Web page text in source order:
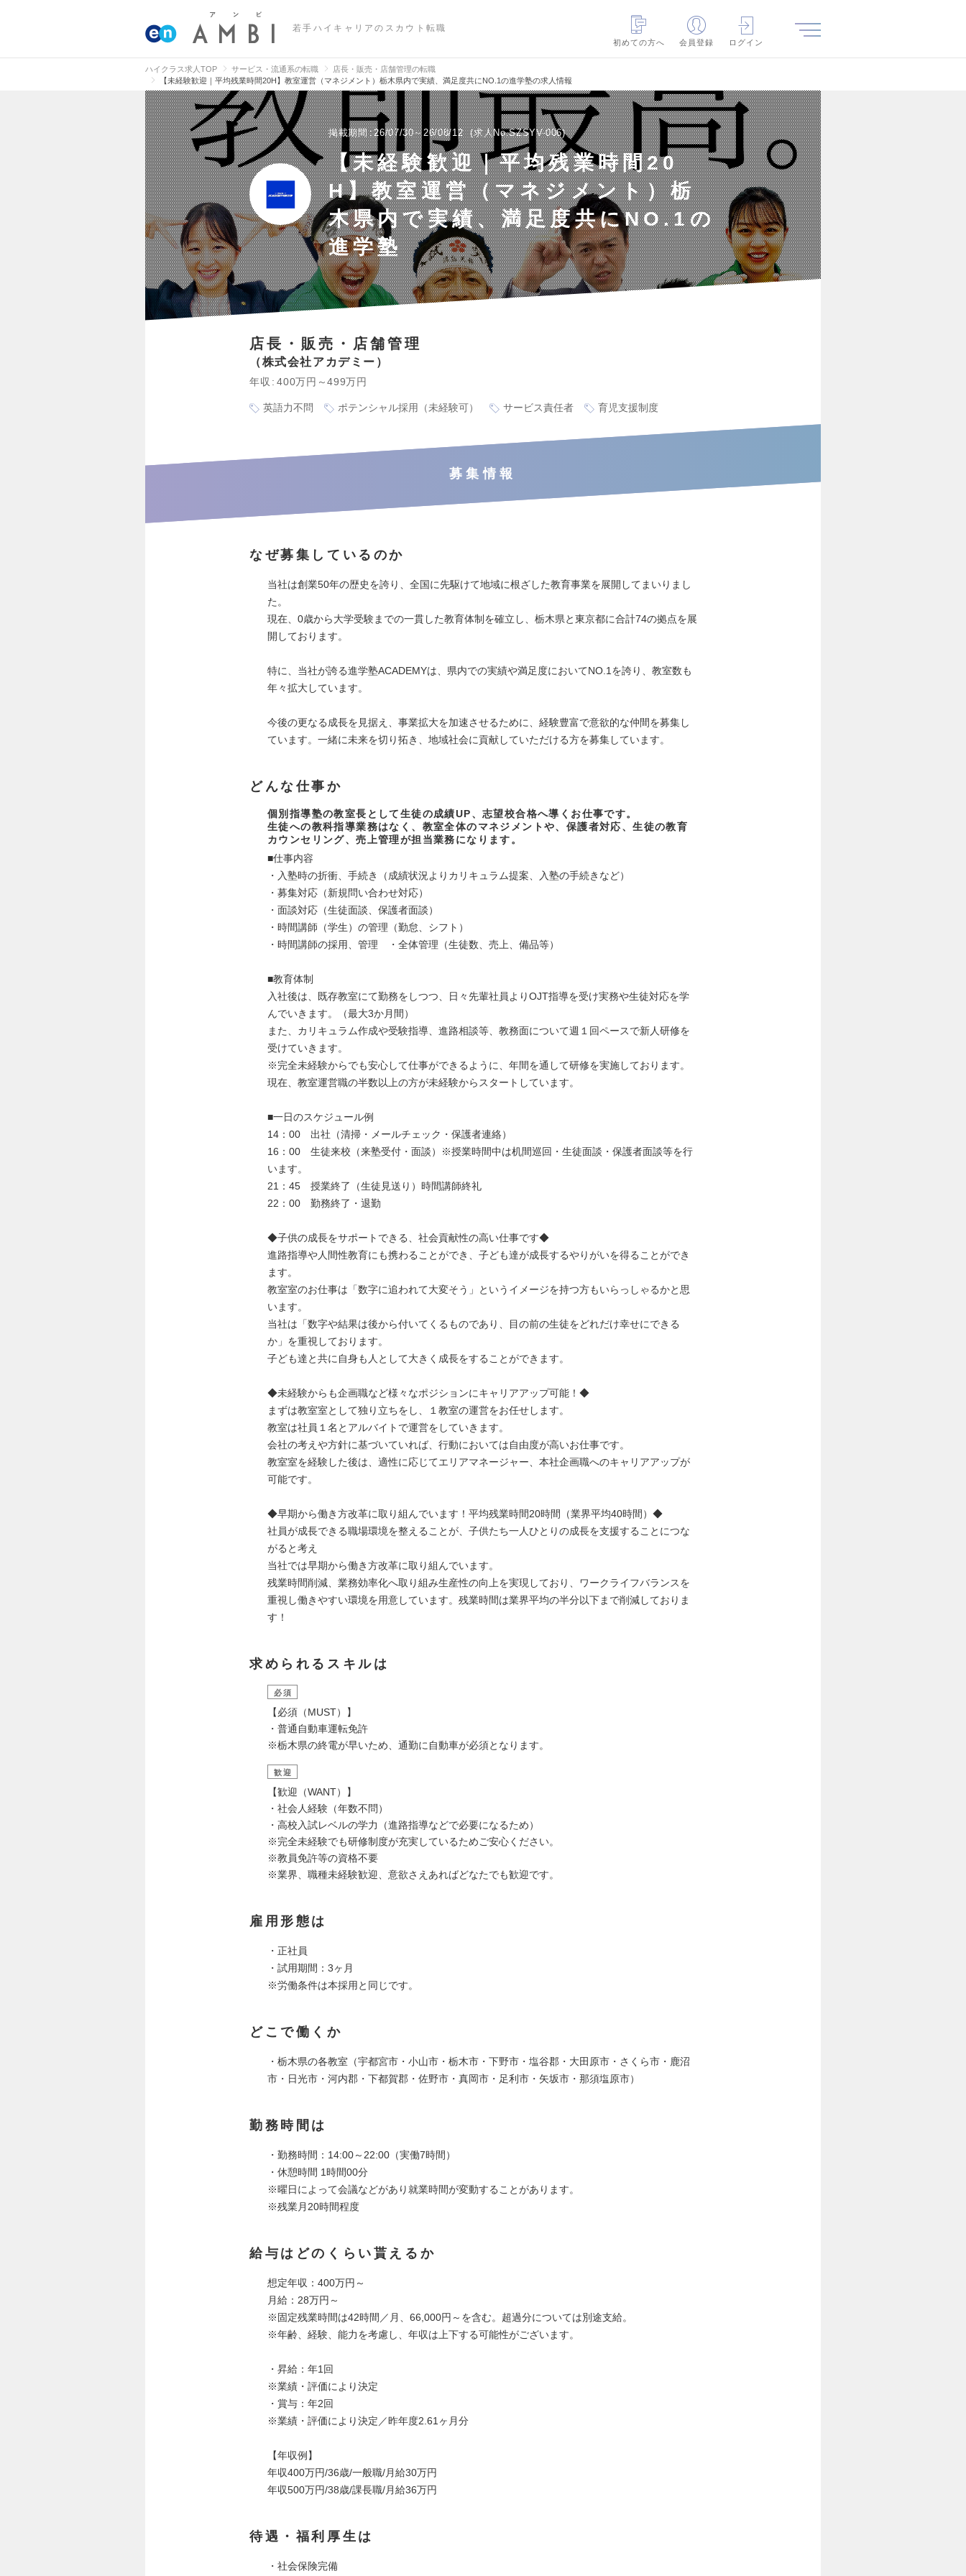
若手ハイキャリアのスカウト転職
初めての方へ
会員登録 ログイン
ハイクラス求人TOP サービス・流通系の転職
店長・販売・店舗管理の転職
【未経験歓迎｜平均残業時間20H】教室運営（マネジメント）栃木県内で実績、満足度共にNO.1の進学塾の求人情報
掲載期間 26/07/30～26/08/12 求人No.SZSYV-006
【未経験歓迎｜平均残業時間20
H】教室運営（マネジメント）栃
木県内で実績、満足度共にNO.1の
進学塾
店長・販売・店舗管理
株式会社アカデミー
年収 400万円～499万円
英語力不問 ポテンシャル採用（未経験可） サービス責任者 育児支援制度
募集情報
なぜ募集しているのか
当社は創業50年の歴史を誇り、全国に先駆けて地域に根ざした教育事業を展開してまいりまし
た。
現在、0歳から大学受験までの一貫した教育体制を確立し、栃木県と東京都に合計74の拠点を展
開しております。
特に、当社が誇る進学塾ACADEMYは、県内での実績や満足度においてNO.1を誇り、教室数も
年々拡大しています。
今後の更なる成長を見据え、事業拡大を加速させるために、経験豊富で意欲的な仲間を募集し
ています。一緒に未来を切り拓き、地域社会に貢献していただける方を募集しています。
どんな仕事か
個別指導塾の教室長として生徒の成績UP、志望校合格へ導くお仕事です。
生徒への教科指導業務はなく、教室全体のマネジメントや、保護者対応、生徒の教育
カウンセリング、売上管理が担当業務になります。
■仕事内容
・入塾時の折衝、手続き（成績状況よりカリキュラム提案、入塾の手続きなど）
・募集対応（新規問い合わせ対応）
・面談対応（生徒面談、保護者面談）
・時間講師（学生）の管理（勤怠、シフト）
・時間講師の採用、管理 ・全体管理（生徒数、売上、備品等）
■教育体制
入社後は、既存教室にて勤務をしつつ、日々先輩社員よりOJT指導を受け実務や生徒対応を学
んでいきます。（最大3か月間）
また、カリキュラム作成や受験指導、進路相談等、教務面について週１回ペースで新人研修を
受けていきます。
※完全未経験からでも安心して仕事ができるように、年間を通して研修を実施しております。
現在、教室運営職の半数以上の方が未経験からスタートしています。
■一日のスケジュール例
14：00 出社（清掃・メールチェック・保護者連絡）
16：00 生徒来校（来塾受付・面談）※授業時間中は机間巡回・生徒面談・保護者面談等を行
います。
21：45 授業終了（生徒見送り）時間講師終礼
22：00 勤務終了・退勤
◆子供の成長をサポートできる、社会貢献性の高い仕事です◆
進路指導や人間性教育にも携わることができ、子ども達が成長するやりがいを得ることができ
ます。
教室室のお仕事は「数字に追われて大変そう」というイメージを持つ方もいらっしゃるかと思
います。
当社は「数字や結果は後から付いてくるものであり、目の前の生徒をどれだけ幸せにできる
か」を重視しております。
子ども達と共に自身も人として大きく成長をすることができます。
◆未経験からも企画職など様々なポジションにキャリアアップ可能！◆
まずは教室室として独り立ちをし、１教室の運営をお任せします。
教室は社員１名とアルバイトで運営をしていきます。
会社の考えや方針に基づいていれば、行動においては自由度が高いお仕事です。
教室室を経験した後は、適性に応じてエリアマネージャー、本社企画職へのキャリアアップが
可能です。
◆早期から働き方改革に取り組んでいます！平均残業時間20時間（業界平均40時間）◆
社員が成長できる職場環境を整えることが、子供たち一人ひとりの成長を支援することにつな
がると考え
当社では早期から働き方改革に取り組んでいます。
残業時間削減、業務効率化へ取り組み生産性の向上を実現しており、ワークライフバランスを
重視し働きやすい環境を用意しています。残業時間は業界平均の半分以下まで削減しておりま
す！
求められるスキルは
必須
【必須（MUST）】
・普通自動車運転免許
※栃木県の終電が早いため、通勤に自動車が必須となります。
歓迎
【歓迎（WANT）】
・社会人経験（年数不問）
・高校入試レベルの学力（進路指導などで必要になるため）
※完全未経験でも研修制度が充実しているためご安心ください。
※教員免許等の資格不要
※業界、職種未経験歓迎、意欲さえあればどなたでも歓迎です。
雇用形態は
・正社員
・試用期間：3ヶ月
※労働条件は本採用と同じです。
どこで働くか
・栃木県の各教室（宇都宮市・小山市・栃木市・下野市・塩谷郡・大田原市・さくら市・鹿沼
市・日光市・河内郡・下都賀郡・佐野市・真岡市・足利市・矢坂市・那須塩原市）
勤務時間は
・勤務時間：14:00～22:00（実働7時間）
・休憩時間 1時間00分
※曜日によって会議などがあり就業時間が変動することがあります。
※残業月20時間程度
給与はどのくらい貰えるか
想定年収：400万円～
月給：28万円～
※固定残業時間は42時間／月、66,000円～を含む。超過分については別途支給。
※年齢、経験、能力を考慮し、年収は上下する可能性がございます。
・昇給：年1回
※業績・評価により決定
・賞与：年2回
※業績・評価により決定／昨年度2.61ヶ月分
【年収例】
年収400万円/36歳/一般職/月給30万円
年収500万円/38歳/課長職/月給36万円
待遇・福利厚生は
・社会保険完備